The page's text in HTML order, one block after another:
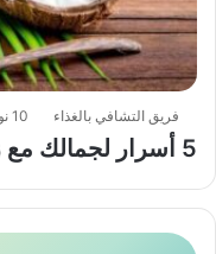
فريق التشافي بالغذاء 10 نوفمبر، 2023
5 أسرار لجمالك مع زيت جوز الهند الطبيعي